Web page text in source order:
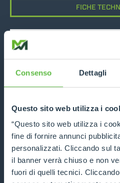
Consenso Dettagli
Questo sito web utilizza i
“Questo sito web utilizza i
fine di fornire annunci
personalizzati. Cliccando sul
il banner verrà chiuso e non
fuori di quelli tecnici.
FICHE
3300 7